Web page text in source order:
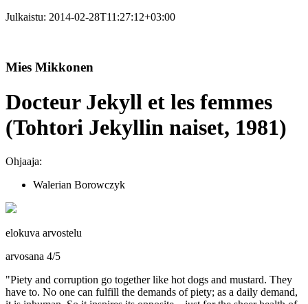
Julkaistu: 2014-02-28T11:27:12+03:00
Mies Mikkonen
Docteur Jekyll et les femmes
(Tohtori Jekyllin naiset, 1981)
Ohjaaja:
Walerian Borowczyk
elokuva arvostelu
arvosana 4/5
"Piety and corruption go together like hot dogs and mustard. They
have to. No one can fulfill the demands of piety; as a daily demand,